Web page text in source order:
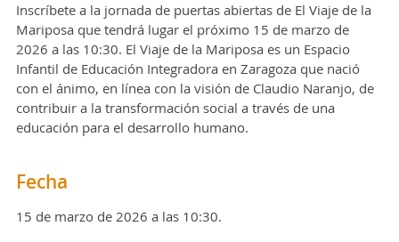
Inscríbete a la jornada de puertas abiertas de El Viaje de la
Mariposa que tendrá lugar el próximo 15 de marzo de
2026 a las 10:30. El Viaje de la Mariposa es un Espacio
Infantil de Educación Integradora en Zaragoza que nació
con el ánimo, en línea con la visión de Claudio Naranjo, de
contribuir a la transformación social a través de una
educación para el desarrollo humano.
Fecha
15 de marzo de 2026 a las 10:30.